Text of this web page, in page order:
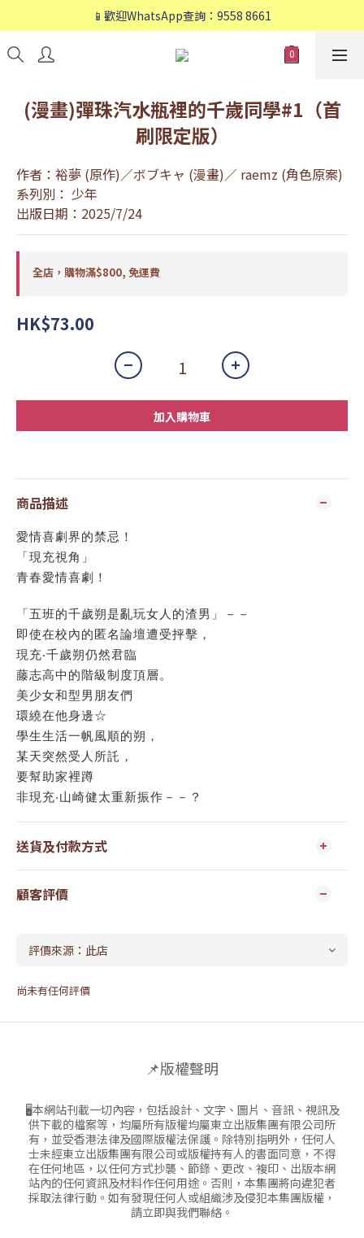
📱歡迎WhatsApp查詢：9558 8661
📱歡迎WhatsApp查詢：9558 8661
❤️會員專享：🛍購物滿💰HK$800，🚚免運費❤️
(漫畫)彈珠汽水瓶裡的千歲同學#1（首
刷限定版）
作者：裕夢 (原作)／ボブキャ (漫畫)／ raemz (角色原案)
系列別： 少年
出版日期：2025/7/24
全店，購物滿$800, 免運費
HK$73.00
加入購物車
商品描述
愛情喜劇界的禁忌！
「現充視角」
青春愛情喜劇！
「五班的千歲朔是亂玩女人的渣男」－－
即使在校內的匿名論壇遭受抨擊，
現充‧千歲朔仍然君臨
藤志高中的階級制度頂層。
美少女和型男朋友們
環繞在他身邊☆
學生生活一帆風順的朔，
某天突然受人所託，
要幫助家裡蹲
非現充‧山崎健太重新振作－－？
送貨及付款方式
顧客評價
尚未有任何評價
📌版權聲明
🖥本網站刊載一切內容，包括設計、文字、圖片、音訊、視訊及
供下載的檔案等，均屬所有版權均屬東立出版集團有限公司所
有，並受香港法律及國際版權法保護。除特別指明外，任何人
士未經東立出版集團有限公司或版權持有人的書面同意，不得
在任何地區，以任何方式抄襲、節錄、更改、複印、出版本網
站內的任何資訊及材料作任何用途。否則，本集團將向違犯者
採取法律行動。如有發現任何人或組織涉及侵犯本集團版權，
請立即與我們聯絡。